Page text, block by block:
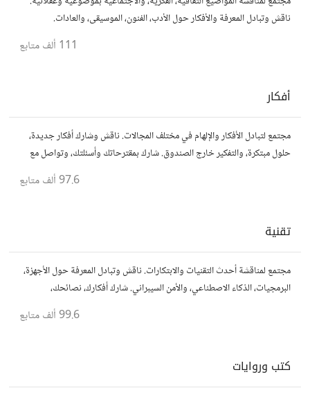
ناقش وتبادل المعرفة والأفكار حول الأدب، الفنون، الموسيقى، والعادات.
111 ألف متابع
أفكار
مجتمع لتبادل الأفكار والإلهام في مختلف المجالات. ناقش وشارك أفكار جديدة،
حلول مبتكرة، والتفكير خارج الصندوق. شارك بمقترحاتك وأسئلتك، وتواصل مع
97.6 ألف متابع
تقنية
مجتمع لمناقشة أحدث التقنيات والابتكارات. ناقش وتبادل المعرفة حول الأجهزة،
البرمجيات، الذكاء الاصطناعي، والأمن السيبراني. شارك أفكارك، نصائحك،
99.6 ألف متابع
كتب وروايات